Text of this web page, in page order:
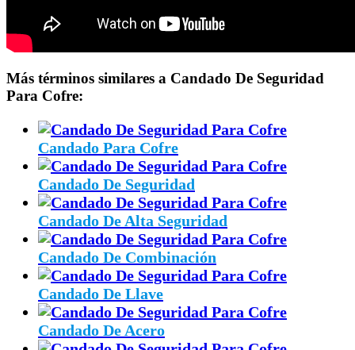
Más términos similares a Candado De Seguridad
Para Cofre:
Candado Para Cofre
Candado De Seguridad
Candado De Alta Seguridad
Candado De Combinación
Candado De Llave
Candado De Acero